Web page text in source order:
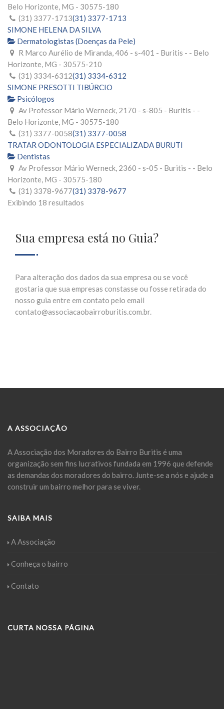
Belo Horizonte, MG - 30575-180
(31) 3377-1713(31) 3377-1713
SIMONE HELENA DA SILVA
Dermatologistas (Doenças da Pele)
R Marco Aurélio de Miranda, 406 - s-401 - Buritis - - Belo
Horizonte, MG - 30575-210
(31) 3334-6312(31) 3334-6312
SIMONE PRESOTTI TIBÚRCIO
Psicólogos
Av Professor Mário Werneck, 2170 - s-805 - Buritis - -
Belo Horizonte, MG - 30575-180
(31) 3377-0058(31) 3377-0058
TRATAR ODONTOLOGIA ESPECIALIZADA BURUTI
Dentistas
Av Professor Mário Werneck, 2360 - s-05 - Buritis - - Belo
Horizonte, MG - 30575-180
(31) 3378-9677(31) 3378-9677
Exibindo 18 resultados
Sua empresa está no Guia?
Para alteração dos dados da sua empresa ou se você
gostaria que sua empresas constasse ou fosse retirada do
nosso guia entre em contato pelo email
contato@associacaobairroburitis.com.br.
A ASSOCIAÇÃO
A Associação dos Moradores do Bairro Buritis é uma
organização sem fins lucrativos fundada em 1996 que defende
as demandas dos moradores do bairro. Junte-se a nós e ajude a
construir um bairro melhor para se viver.
SAIBA MAIS
A Associação
Conheça o bairro
Contato
CURTA NOSSA PÁGINA